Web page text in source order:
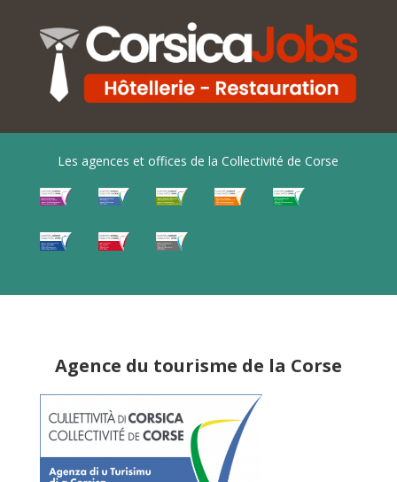
Les agences et offices de la Collectivité de Corse
Agence du tourisme de la Corse